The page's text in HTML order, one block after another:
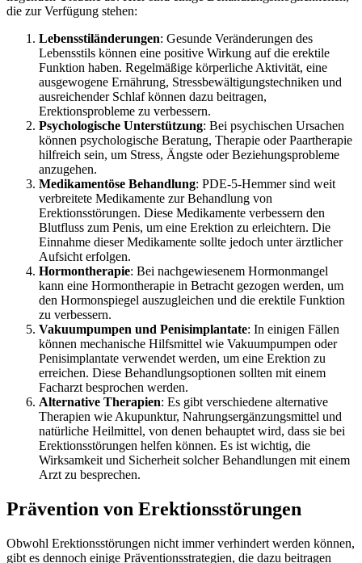
die zur Verfügung stehen:
Lebensstiländerungen: Gesunde Veränderungen des
Lebensstils können eine positive Wirkung auf die erektile
Funktion haben. Regelmäßige körperliche Aktivität, eine
ausgewogene Ernährung, Stressbewältigungstechniken und
ausreichender Schlaf können dazu beitragen,
Erektionsprobleme zu verbessern.
Psychologische Unterstützung: Bei psychischen Ursachen
können psychologische Beratung, Therapie oder Paartherapie
hilfreich sein, um Stress, Ängste oder Beziehungsprobleme
anzugehen.
Medikamentöse Behandlung: PDE-5-Hemmer sind weit
verbreitete Medikamente zur Behandlung von
Erektionsstörungen. Diese Medikamente verbessern den
Blutfluss zum Penis, um eine Erektion zu erleichtern. Die
Einnahme dieser Medikamente sollte jedoch unter ärztlicher
Aufsicht erfolgen.
Hormontherapie: Bei nachgewiesenem Hormonmangel
kann eine Hormontherapie in Betracht gezogen werden, um
den Hormonspiegel auszugleichen und die erektile Funktion
zu verbessern.
Vakuumpumpen und Penisimplantate: In einigen Fällen
können mechanische Hilfsmittel wie Vakuumpumpen oder
Penisimplantate verwendet werden, um eine Erektion zu
erreichen. Diese Behandlungsoptionen sollten mit einem
Facharzt besprochen werden.
Alternative Therapien: Es gibt verschiedene alternative
Therapien wie Akupunktur, Nahrungsergänzungsmittel und
natürliche Heilmittel, von denen behauptet wird, dass sie bei
Erektionsstörungen helfen können. Es ist wichtig, die
Wirksamkeit und Sicherheit solcher Behandlungen mit einem
Arzt zu besprechen.
Prävention von Erektionsstörungen
Obwohl Erektionsstörungen nicht immer verhindert werden können,
gibt es dennoch einige Präventionsstrategien, die dazu beitragen